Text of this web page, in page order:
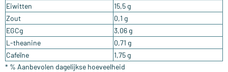
Eiwitten
15,5 g
Zout
0,1 g
EGCg
3,06 g
L-theanine
0,71 g
Cafeïne
1,75 g
* % Aanbevolen dagelijkse hoeveelheid